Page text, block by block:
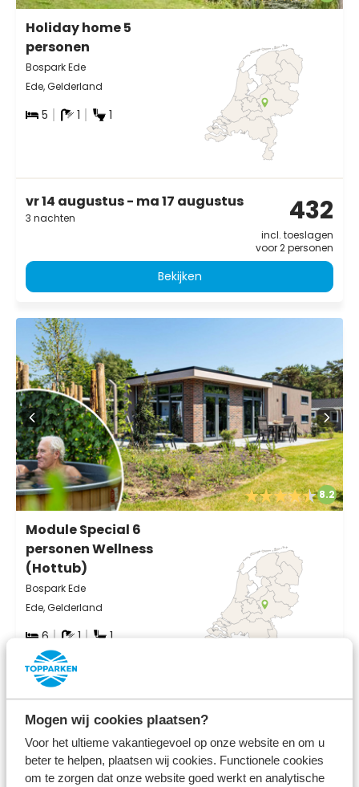
Mogen wij cookies plaatsen?
Voor het ultieme vakantiegevoel op onze website en om u
beter te helpen, plaatsen wij cookies. Functionele cookies
om te zorgen dat onze website goed werkt en analytische
Holiday home 5
personen
Bospark Ede
Ede, Gelderland
5 1 1
vr 14 augustus - ma 17 augustus
3 nachten 432
incl. toeslagen
voor 2 personen
Bekijken
8.2
Module Special 6
personen Wellness
(Hottub)
Bospark Ede
Ede, Gelderland
6 1 1
vr 14 augustus - ma 17 augustus
3 nachten
incl. toeslagen
voor 2 personen
Bekijken